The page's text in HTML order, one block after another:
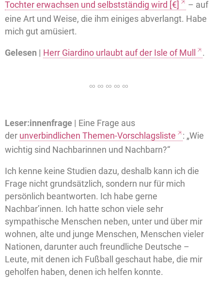
Tochter erwachsen und selbstständig wird [€]
– auf
eine Art und Weise, die ihm einiges abverlangt. Habe
mich gut amüsiert.
Gelesen | Herr Giardino urlaubt auf der Isle of Mull .
Leser:innenfrage | Eine Frage aus
der unverbindlichen Themen-Vorschlagsliste
: „Wie
wichtig sind Nachbarinnen und Nachbarn?“
Ich kenne keine Studien dazu, deshalb kann ich die
Frage nicht grundsätzlich, sondern nur für mich
persönlich beantworten. Ich habe gerne
Nachbar’innen. Ich hatte schon viele sehr
sympathische Menschen neben, unter und über mir
wohnen, alte und junge Menschen, Menschen vieler
Nationen, darunter auch freundliche Deutsche –
Leute, mit denen ich Fußball geschaut habe, die mir
geholfen haben, denen ich helfen konnte.